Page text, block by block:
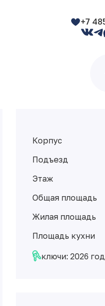
+7
Корпус
Подъезд
Этаж
Общая площадь
Жилая площадь
Площадь кухни
ключи: 2026 год